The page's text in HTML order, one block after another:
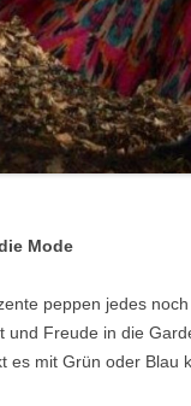
Mode
peppen jedes
und Freude in die
es mit Grün oder Blau